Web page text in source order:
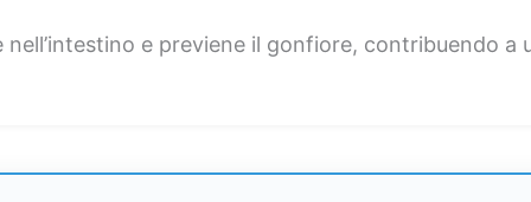
nell’intestino e previene il gonfiore, contribuendo